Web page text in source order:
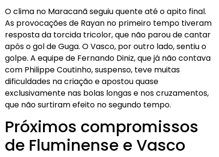
O clima no Maracanã seguiu quente até o apito final.
As provocações de Rayan no primeiro tempo tiveram
resposta da torcida tricolor, que não parou de cantar
após o gol de Guga. O Vasco, por outro lado, sentiu o
golpe. A equipe de Fernando Diniz, que já não contava
com Philippe Coutinho, suspenso, teve muitas
dificuldades na criação e apostou quase
exclusivamente nas bolas longas e nos cruzamentos,
que não surtiram efeito no segundo tempo.
Próximos compromissos
de Fluminense e Vasco